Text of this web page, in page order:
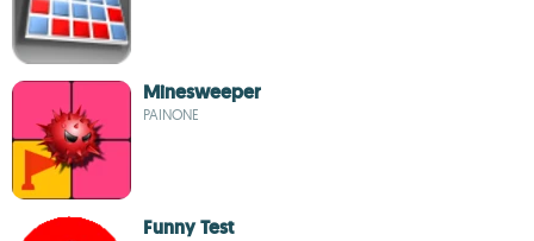
Minesweeper
PAINONE
Funny Test